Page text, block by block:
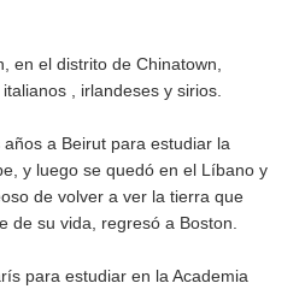
en el distrito de Chinatown,
, irlandeses y sirios.
a Beirut para estudiar la
y luego se quedó en el Líbano y
de volver a ver la tierra que
de su vida, regresó a Boston.
para estudiar en la Academia